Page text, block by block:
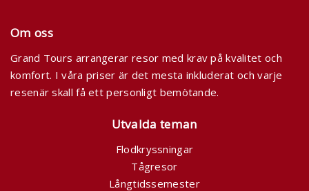
Om oss
Grand Tours arrangerar resor med krav på kvalitet och
komfort. I våra priser är det mesta inkluderat och varje
resenär skall få ett personligt bemötande.
Utvalda teman
Flodkryssningar
Tågresor
Långtidssemester